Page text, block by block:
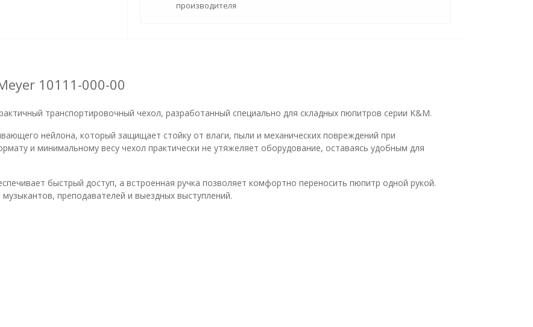
производителя
10111-000-00
транспортировочный чехол, разработанный специально для складных пюпитров серии K&M.
нейлона, который защищает стойку от влаги, пыли и механических повреждений при
и минимальному весу чехол практически не утяжеляет оборудование, оставаясь удобным для
быстрый доступ, а встроенная ручка позволяет комфортно переносить пюпитр одной рукой.
преподавателей и выездных выступлений.